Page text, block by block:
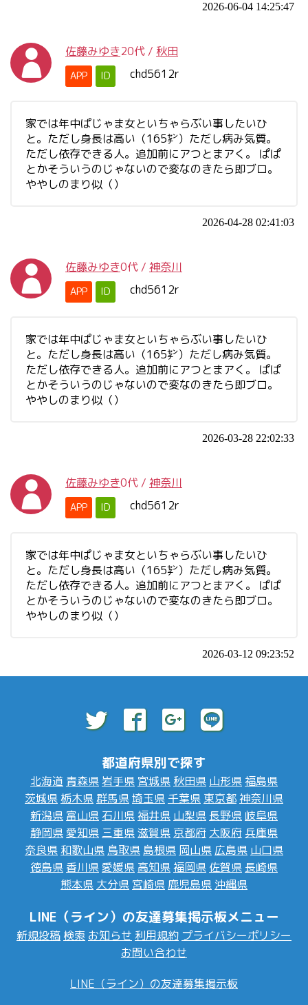
2026-06-04 14:25:47
佐藤みゆき20代 / 秋田
APP ID chd5612r
家では年中ぱじゃま女といちゃらぶい事したいひ
と。ただし身長は高い（165㌢）ただし病み気質。
ただし依存できる人。追加前にアつとまアく。 ぱぱ
とかそういうのじゃないので変なのきたら即ブロ。
ややしのまり似（）
2026-04-28 02:41:03
佐藤みゆき0代 / 神奈川
APP ID chd5612r
家では年中ぱじゃま女といちゃらぶい事したいひ
と。ただし身長は高い（165㌢）ただし病み気質。
ただし依存できる人。追加前にアつとまアく。 ぱぱ
とかそういうのじゃないので変なのきたら即ブロ。
ややしのまり似（）
2026-03-28 22:02:33
佐藤みゆき0代 / 神奈川
APP ID chd5612r
家では年中ぱじゃま女といちゃらぶい事したいひ
と。ただし身長は高い（165㌢）ただし病み気質。
ただし依存できる人。追加前にアつとまアく。 ぱぱ
とかそういうのじゃないので変なのきたら即ブロ。
ややしのまり似（）
2026-03-12 09:23:52
都道府県別で探す
北海道 青森県 岩手県 宮城県 秋田県 山形県福島県
茨城県 栃木県群馬県埼玉県 千葉県 東京都神奈川県
新潟県 富山県 石川県福井県 山梨県 長野県 岐阜県
静岡県愛知県 三重県滋賀県 京都府 大阪府 兵庫県
奈良県 和歌山県 鳥取県 島根県 岡山県 広島県 山口県
徳島県 香川県愛媛県 高知県福岡県 佐賀県 長崎県
熊本県 大分県 宮崎県 鹿児島県 沖縄県
LINE（ライン）の友達募集掲示板メニュー
新規投稿 検索 お知らせ 利用規約 プライバシーポリシー
お問い合わせ
LINE（ライン）の友達募集掲示板